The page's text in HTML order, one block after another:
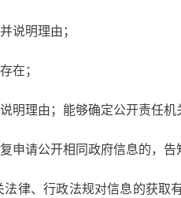
说明理由；
在；
理由；能够确定公开责任机
请公开相同政府信息的，告
律、行政法规对信息的获